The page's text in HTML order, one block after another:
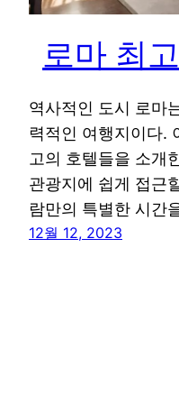
로마 최
역사적인 도시 로마
력적인 여행지이다.
고의 호텔들을 소개
관광지에 쉽게 접근
람만의 특별한 시간
12월 12, 2023